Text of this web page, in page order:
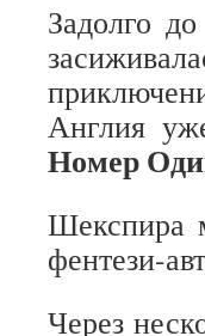
Задолго
Англия
Номер
Шекспира
фентези-
Через